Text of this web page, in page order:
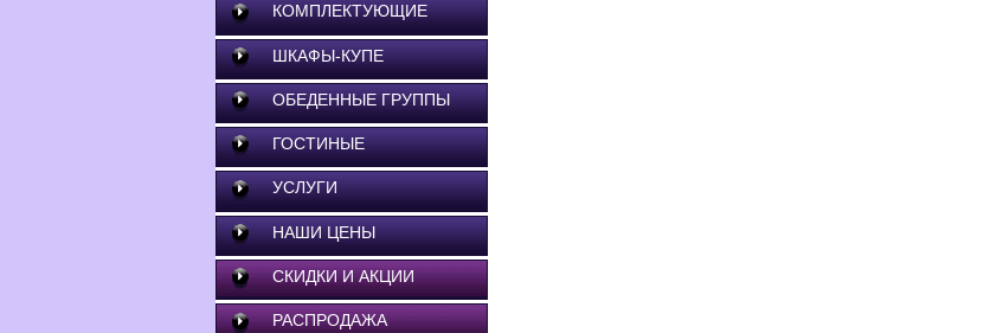
КОМПЛЕКТУЮЩИЕ
ШКАФЫ-КУПЕ
ОБЕДЕННЫЕ ГРУППЫ
ГОСТИНЫЕ
УСЛУГИ
НАШИ ЦЕНЫ
СКИДКИ И АКЦИИ
РАСПРОДАЖА